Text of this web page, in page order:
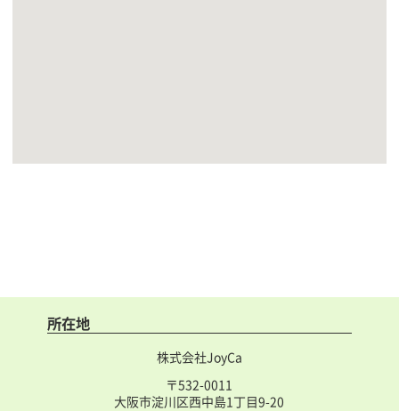
所在地
株式会社JoyCa
〒532-0011
大阪市淀川区西中島1丁目9-20